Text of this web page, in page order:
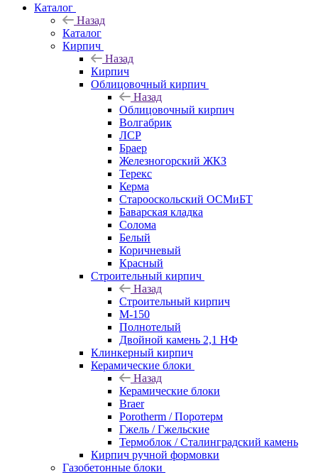
Каталог
Назад
Каталог
Кирпич
Назад
Кирпич
Облицовочный кирпич
Назад
Облицовочный кирпич
Волгабрик
ЛСР
Браер
Железногорский ЖКЗ
Терекс
Керма
Старооскольский ОСМиБТ
Баварская кладка
Солома
Белый
Коричневый
Красный
Строительный кирпич
Назад
Строительный кирпич
М-150
Полнотелый
Двойной камень 2,1 НФ
Клинкерный кирпич
Керамические блоки
Назад
Керамические блоки
Braer
Porotherm / Поротерм
Гжель / Гжельские
Термоблок / Сталинградский камень
Кирпич ручной формовки
Газобетонные блоки